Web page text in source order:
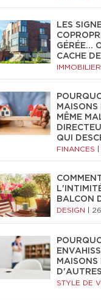
LES
GÉRÉE…
CACHE
IMMOBILIER
MAISONS
MÊME
QUI
FINANCES
BALCON
DESIGN
MAISONS
STYLE DE